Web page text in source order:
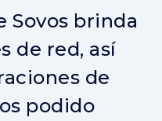
Sovos brinda
de red, así
de
podido